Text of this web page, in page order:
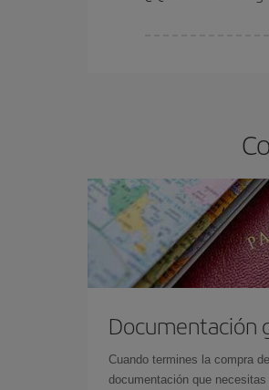
Documentación
Cuando termines la compra
documentación que